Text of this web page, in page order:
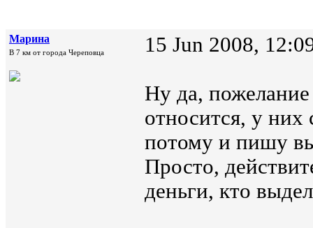
Марина
В 7 км от города Череповца 15 Jun 2008,
Ну да,
относится, у них
потому и пишу
Просто,
деньги, кто